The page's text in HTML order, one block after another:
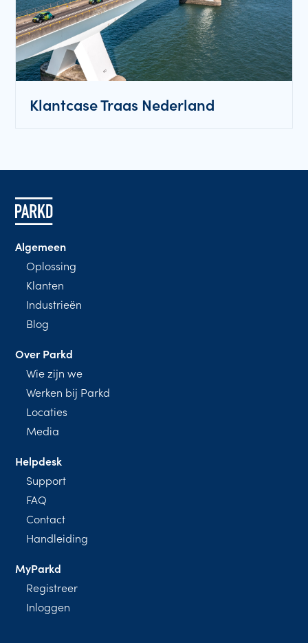
Klantcase Traas Nederland
Algemeen
Oplossing
Klanten
Industrieën
Blog
Over Parkd
Wie zijn we
Werken bij Parkd
Locaties
Media
Helpdesk
Support
FAQ
Contact
Handleiding
MyParkd
Registreer
Inloggen